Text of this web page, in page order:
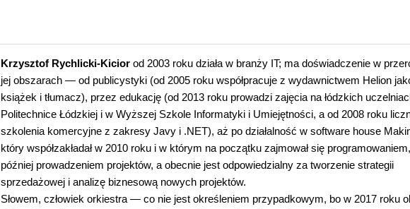
Krzysztof Rychlicki-Kicior od 2003 roku działa w branży IT; ma doświadczenie w
jej obszarach — od publicystyki (od 2005 roku współpracuje z wydawnictwem Helion
książek i tłumacz), przez edukację (od 2013 roku prowadzi zajęcia na łódzkich
Politechnice Łódzkiej i w Wyższej Szkole Informatyki i Umiejętności, a od 2008 roku
szkolenia komercyjne z zakresy Javy i .NET), aż po działalność w software house
który współzakładał w 2010 roku i w którym na początku zajmował się programowaniem,
później prowadzeniem projektów, a obecnie jest odpowiedzialny za tworzenie strategii
sprzedażowej i analizę biznesową nowych projektów.
Słowem, człowiek orkiestra — co nie jest określeniem przypadkowym, bo w 2017 roku